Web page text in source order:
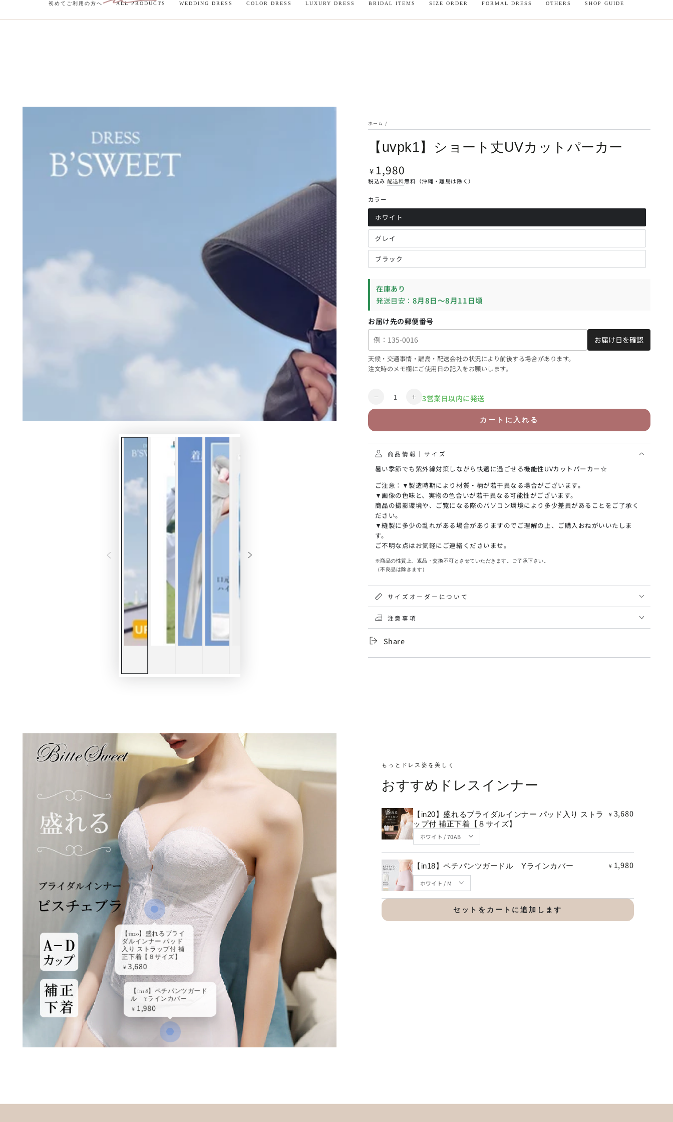
コンテンツにスキ初めてご利用の方へ ALL PRODUCTS WEDDING DRESS COLOR DRESS LUXURY DRESS BRIDAL ITEMS SIZE ORDER FORMAL DRESS OTHERS SHOP GUIDE
ホーム /
【uvpk1】ショート丈UVカットパーカー
定
価
¥ 1,980
税込み 配送料無料（沖縄・離島は除く）
カラー
ホワイト
バ
リ
エ
ー
シ
ョ
ン
が
売
れ
の
為
販
で
き
ま
ん
グレイ
バ
リ
エ
ー
シ
ョ
売
り
切
れ
為
販
売
で
き
ま
せ
ん
ブラック
バ
リ
シ
ョ
ン
が
切
れ
為
販
売
で
き
ま
在庫あり
発送目安： 8月8日〜8月11日頃
お届け先の郵便番号
お届け日を確認
天候・交通事情・離島・配送会社の状況により前後する場合があります。
注文時のメモ欄にご使用日の記入をお願いします。
数
量
【uvpk1】
ー
ト
丈
UV
ッ
ト
パ
ー
カ
ー
数
を
減
ら
す
【uvpk1】
ー
ト
丈
UV
ッ
ト
パ
ー
数
を
増
や
す
3営業日以内に発送
カートに入れる
商品情報｜サイズ
暑い季節でも紫外線対策しながら快適に過ごせる機能性UVカットパーカー☆
ご注意：▼製造時期により材質・柄が若干異なる場合がございます。
▼画像の色味と、実物の色合いが若干異なる可能性がございます。
商品の撮影環境や、ご覧になる際のパソコン環境により多少差異があることをご了承く
ださい。
▼縫製に多少の乱れがある場合がありますのでご理解の上、ご購入おねがいいたしま
す。
ご不明な点はお気軽にご連絡くださいませ。
※商品の性質上、返品・交換不可とさせていただきます。ご了承下さい。
（不良品は除きます）
サイズオーダーについて
注意事項
Share
定
価
¥ 3,680
ビ
定
価
¥ 1,980
もっとドレス姿を美しく
おすすめドレスインナー
【in20】盛れるブライダルインナー パッド入り ストラ
ップ付 補正下着【８サイズ】
¥ 3,680
【in18】ペチパンツガードル Yラインカバー ¥ 1,980
セットをカートに追加します